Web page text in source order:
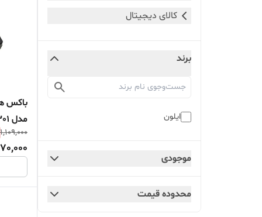
کالای دیجیتال
برند
ایلون
موجودی
محدوده قیمت
مدل HE301
1,109,000